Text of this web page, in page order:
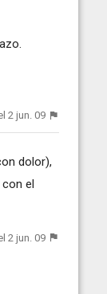
2 jun. 09
dolor),
el
2 jun. 09